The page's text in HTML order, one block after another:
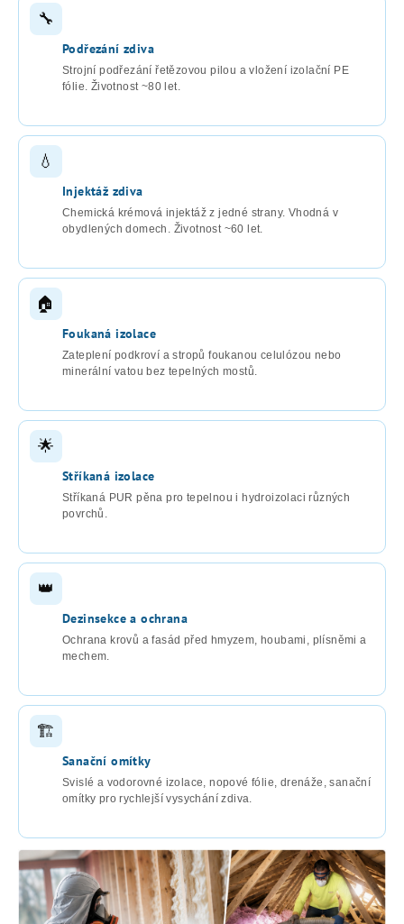
🔧
Podřezání zdiva
Strojní podřezání řetězovou pilou a vložení izolační PE
fólie. Životnost ~80 let.
💧
Injektáž zdiva
Chemická krémová injektáž z jedné strany. Vhodná v
obydlených domech. Životnost ~60 let.
🏠
Foukaná izolace
Zateplení podkroví a stropů foukanou celulózou nebo
minerální vatou bez tepelných mostů.
🌟
Stříkaná izolace
Stříkaná PUR pěna pro tepelnou i hydroizolaci různých
povrchů.
👑
Dezinsekce a ochrana
Ochrana krovů a fasád před hmyzem, houbami, plísněmi a
mechem.
🏗
Sanační omítky
Svislé a vodorovné izolace, nopové fólie, drenáže, sanační
omítky pro rychlejší vysychání zdiva.